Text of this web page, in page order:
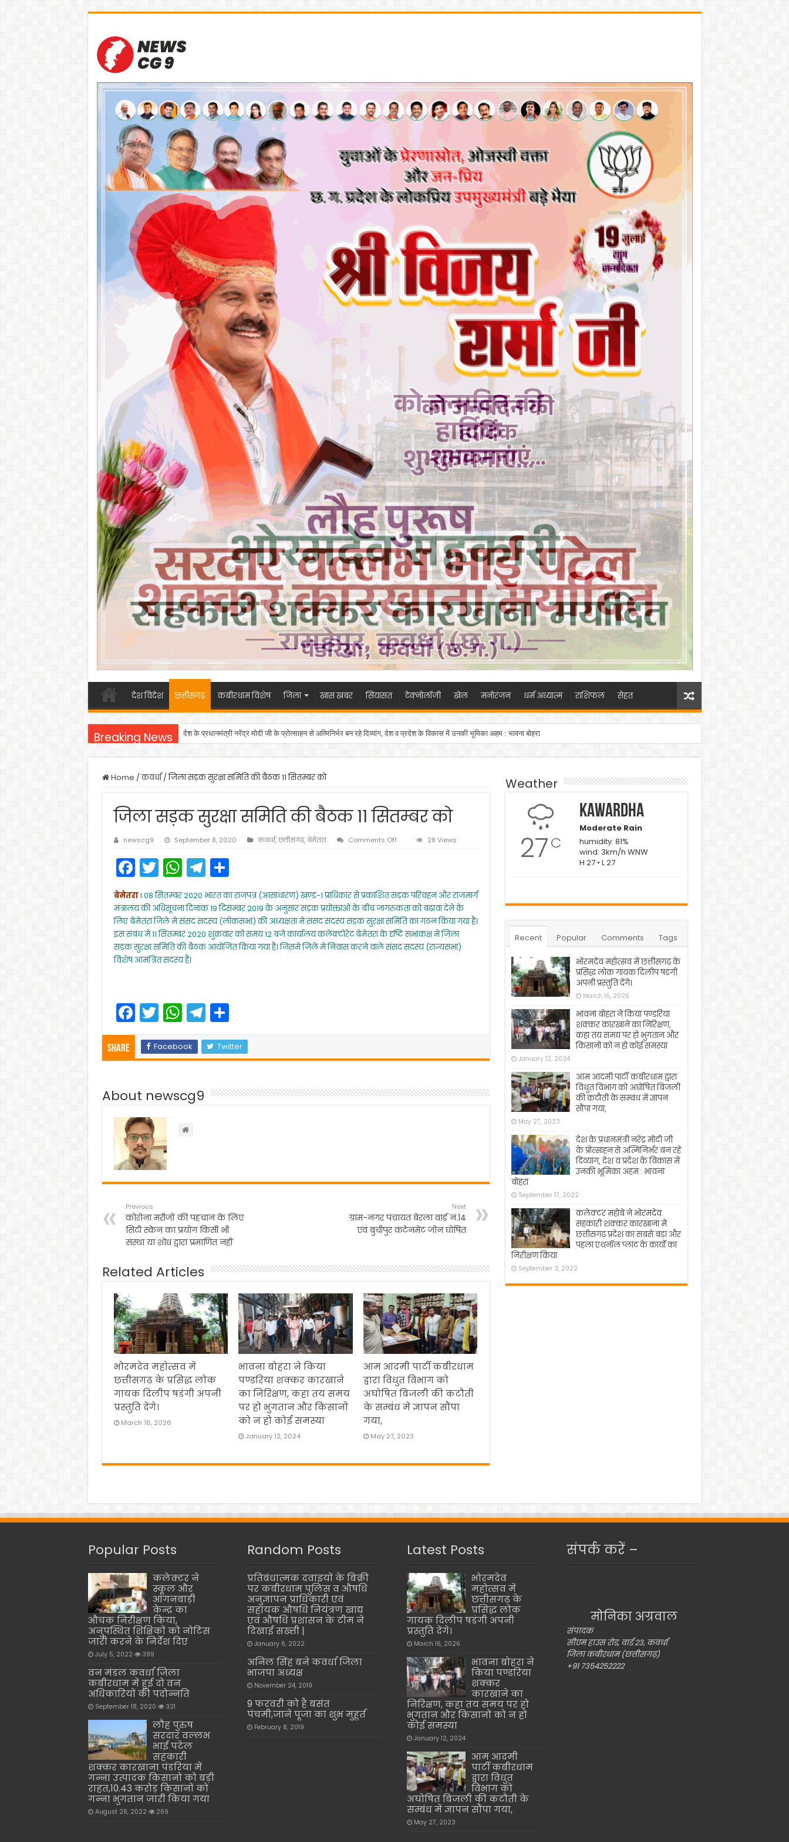
देश विदेश छत्तीसगढ़ कबीरधाम विशेष जिला खास खबर सियासत टेक्नोलॉजी खेल मनोरंजन धर्म अध्यात्म राशिफल सेहत
Breaking News देश के प्रधानमंत्री नरेंद्र मोदी जी के प्रोत्साहन से अत्मिनिर्भर बन रहे दिव्यांग, देश व प्रदेश के विकास में उनकी भूमिका अहम : भावना बोहरा
Home /कवर्धा/जिला सड़क सुरक्षा समिति की बैठक 11 सितम्बर को
जिला सड़क सुरक्षा समिति की बैठक 11 सितम्बर को
newscg9 September 8, 2020 कवर्धा,छत्तीसगढ़,बेमेतरा Comments Offon
बैठक
11
सितम्बर
को
28 Views
F
a
c
e
b
o
k
T
w
itt
er
W
h
a
ts
A
p
T
el
e
gr
a
S
h
ar
e
बेमेतराl 08 सितम्बर 2020 भारत का राजपत्र (आसाधारण) खण्ड-1 प्राधिकार से प्रकाशित सड़क परिवहन और राजमार्ग
मंत्रालय की अधिसूचना दिनांक 19 दिसम्बर 2019 के अनुसार सड़क प्रयोक्ताओं के बीच जागरुकता को बढावा देने के
लिए बेमेतरा जिले मे संसद सदस्य (लोकसभा) की अध्यक्षता मे संसद सदस्य सड़क सुरक्षा समिति का गठन किया गया है।
इस संबंध मे 11 सितम्बर 2020 शुक्रवार को समय 12 बजे कार्यालय कलेक्टोरेट बेमेतरा के दृष्टि सभाकक्ष मे जिला
सड़क सुरक्षा समिति की बैठक आयोजित किया गया है। जिसमे जिले मे निवास करने वाले संसद सदस्य (राज्यसभा)
विशेष आमंत्रित सदस्य हैं।
F
a
c
e
b
o
o
k
T
w
itt
er
W
h
a
ts
A
p
p
T
el
e
gr
a
S
ar
e
Share Facebook Twitter
About newscg9
Previous
कोरोना मरीजों की पहचान के लिए
सिटी स्केन का प्रयोग किसी भी
संस्था या शोध द्वारा प्रमाणित नहीं
Next
ग्राम-नगर पंचायत बेरला वार्ड नं.14
एवं बुचीपुर कंटेनमेंट जोन घोषित
Related Articles
भोरमदेव महोत्सव में
छत्तीसगढ़ के प्रसिद्ध लोक
गायक दिलीप षडंगी अपनी
प्रस्तुति देंगे।
March 16, 2026
भावना बोहरा ने किया
पण्डरिया शक्कर कारखाने
का निरिक्षण, कहा तय समय
पर हो भुगतान और किसानों
को न हो कोई समस्या
January 12, 2024
आम आदमी पार्टी कबीरधाम
द्वारा विधुत विभाग को
अघोषित बिजली की कटौती
के सम्बंध में ज्ञापन सौंपा
गया,
May 27, 2023
Weather
27C
Kawardha
Moderate Rain
humidity: 81%
wind: 3km/h WNW
H 27 • L 27
Recent Popular Comments Tags
भोरमदेव महोत्सव में छत्तीसगढ़ के
प्रसिद्ध लोक गायक दिलीप षडंगी
अपनी प्रस्तुति देंगे।
March 16, 2026
भावना बोहरा ने किया पण्डरिया
शक्कर कारखाने का निरिक्षण,
कहा तय समय पर हो भुगतान और
किसानों को न हो कोई समस्या
January 12, 2024
आम आदमी पार्टी कबीरधाम द्वारा
विधुत विभाग को अघोषित बिजली
की कटौती के सम्बंध में ज्ञापन
सौंपा गया,
May 27, 2023
देश के प्रधानमंत्री नरेंद्र मोदी जी
के प्रोत्साहन से अत्मिनिर्भर बन रहे
दिव्यांग, देश व प्रदेश के विकास में
उनकी भूमिका अहम : भावना
बोहरा
September 17, 2022
कलेक्टर महोबे ने भोरमदेव
सहकारी शक्कर कारखाना में
छत्तीसगढ़ प्रदेश का सबसे बड़ा और
पहला एथनॉल प्लांट के कार्यो का
निरीक्षण किया
September 3, 2022
Popular Posts
कलेक्टर ने
स्कूल और
आंगनबाड़ी
केन्द्र का
औचक निरीक्षण किया,
अनुपस्थित शिक्षिकों को नोटिस
जारी करने के निर्देश दिए
July 5, 2022 399
वन मंडल कवर्धा जिला
कबीरधाम में हुई दो वन
अधिकारियों की पदोन्नति
September 18, 2020 321
लौह पुरुष
सरदार वल्लभ
भाई पटेल
सहकारी
शक्कर कारखाना पंडरिया में
गन्ना उत्पादक किसानों को बड़ी
राहत,10.43 करोड़ किसानों को
गन्ना भुगतान ज़ारी किया गया
August 28, 2022 269
Random Posts
प्रतिबंधात्मक दवाइयों के बिक्री
पर कबीरधाम पुलिस व औषधि
अनुज्ञापन प्राधिकारी एवं
सहायक औषधि नियंत्रण खाद्य
एवं औषधि प्रशासन के टीम ने
दिखाई सख्ती |
January 6, 2022
अनिल सिंह बने कवर्धा जिला
भाजपा अध्यक्ष
November 24, 2019
9 फरवरी को है बसंत
पंचमी,जाने पूजा का शुभ मुहूर्त
February 8, 2019
Latest Posts
भोरमदेव
महोत्सव में
छत्तीसगढ़ के
प्रसिद्ध लोक
गायक दिलीप षडंगी अपनी
प्रस्तुति देंगे।
March 16, 2026
भावना बोहरा ने
किया पण्डरिया
शक्कर
कारखाने का
निरिक्षण, कहा तय समय पर हो
भुगतान और किसानों को न हो
कोई समस्या
January 12, 2024
आम आदमी
पार्टी कबीरधाम
द्वारा विधुत
विभाग को
अघोषित बिजली की कटौती के
सम्बंध में ज्ञापन सौंपा गया,
May 27, 2023
संपर्क करें –
मोनिका अग्रवाल
संपादक
सीएम हाउस रोड, वार्ड 23, कवर्धा
जिला कबीरधाम (छत्तीसगढ़)
+91 7354252222